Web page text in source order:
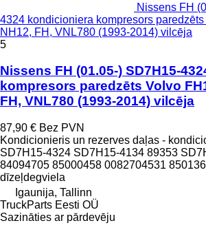
Nissens FH
4324 kondicioniera kompresors
NH12, FH, VNL780 (1993-2014) vilcēja
5
Nissens FH (01.05-) SD7H15-
kompresors paredzēts Volvo
FH, VNL780 (1993-2014) vilcēja
87,90 € Bez PVN
Kondicionieris un rezerves daļas -
SD7H15-4324 SD7H15-4134 89353
84094705 85000458 0082704531
dīzeļdegviela
Igaunija, Tallinn
TruckParts Eesti OÜ
Sazināties ar pārdevēju